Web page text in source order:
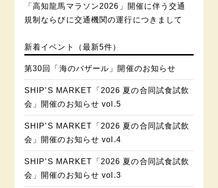
「高知龍馬マラソン2026」開催に伴う交通
規制ならびに交通機関の運行につきまして
新着イベント（最新5件）
第30回「海のバザール」開催のお知らせ
SHIP’S MARKET「2026 夏の合同試食試飲
会」開催のお知らせ vol.5
SHIP’S MARKET「2026 夏の合同試食試飲
会」開催のお知らせ vol.4
SHIP’S MARKET「2026 夏の合同試食試飲
会」開催のお知らせ vol.3